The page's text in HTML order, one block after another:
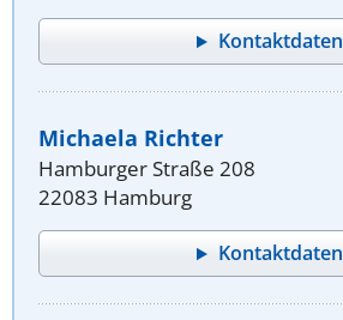
Kontaktdaten
Michaela Richter
Hamburger Straße 208
22083 Hamburg
Kontaktdaten